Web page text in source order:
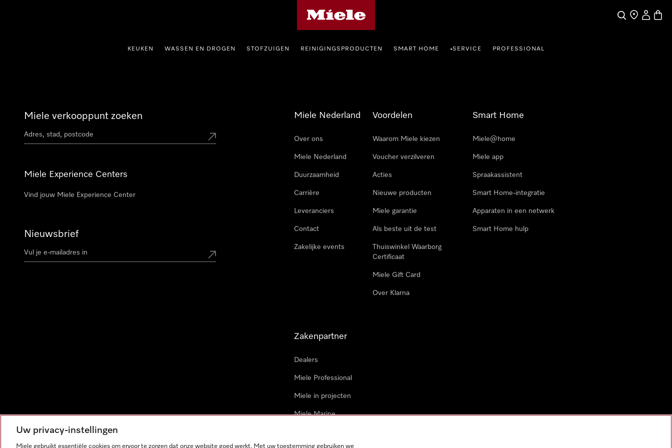
Wat zoek je?
Dealer zoeken
Mijn
KEUKEN WASSEN EN DROGEN STOFZUIGEN REINIGINGSPRODUCTEN SMART HOME •SERVICE PROFESSIONAL
Miele verkooppunt zoeken
Miele Experience Centers
Vind jouw Miele Experience Center
Nieuwsbrief
Miele Nederland
Over ons
Miele Nederland
Duurzaamheid
Carrière
Leveranciers
Contact
Zakelijke events
Voordelen
Waarom Miele kiezen
Voucher verzilveren
Acties
Nieuwe producten
Miele garantie
Als beste uit de test
Thuiswinkel Waarborg
Certificaat
Miele Gift Card
Over Klarna
Smart Home
Miele@home
Miele app
Spraakassistent
Smart Home-integratie
Apparaten in een netwerk
Smart Home hulp
Zakenpartner
Dealers
Miele Professional
Miele in projecten
Miele Marine
Uw privacy-instellingen
Miele gebruikt essentiële cookies om ervoor te zorgen dat onze website goed werkt. Met uw toestemming gebruiken we